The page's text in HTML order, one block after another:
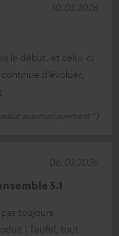
le début, et celui-ci
d'évoluer,
automatiquement *)
10.03.2026
5.1
toujours
! Teufel, tout
06.03.2026